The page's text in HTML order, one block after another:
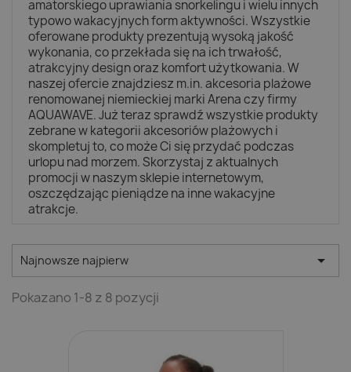
amatorskiego uprawiania snorkelingu i wielu innych
typowo wakacyjnych form aktywności. Wszystkie
oferowane produkty prezentują wysoką jakość
wykonania, co przekłada się na ich trwałość,
atrakcyjny design oraz komfort użytkowania. W
naszej ofercie znajdziesz m.in. akcesoria plażowe
renomowanej niemieckiej marki Arena czy firmy
AQUAWAVE. Już teraz sprawdź wszystkie produkty
zebrane w kategorii akcesoriów plażowych i
skompletuj to, co może Ci się przydać podczas
urlopu nad morzem. Skorzystaj z aktualnych
promocji w naszym sklepie internetowym,
oszczędzając pieniądze na inne wakacyjne
atrakcje.
Najnowsze najpierw 
Pokazano 1-8 z 8 pozycji